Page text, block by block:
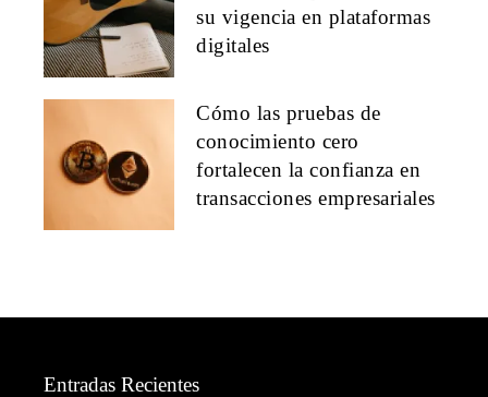
su vigencia en plataformas
digitales
Cómo las pruebas de
conocimiento cero
fortalecen la confianza en
transacciones empresariales
Entradas Recientes